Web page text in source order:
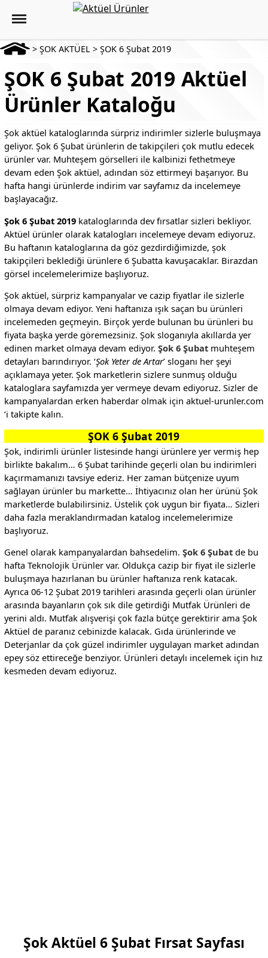
> ŞOK AKTÜEL > ŞOK 6 Şubat 2019
ŞOK 6 Şubat 2019 Aktüel
Ürünler Kataloğu
Şok aktüel kataloglarında sürpriz indirimler sizlerle buluşmaya
geliyor. Şok 6 Şubat ürünlerin de takipçileri çok mutlu edecek
ürünler var. Muhteşem görselleri ile kalbinizi fethetmeye
devam eden Şok aktüel, adından söz ettirmeyi başarıyor. Bu
hafta hangi ürünlerde indirim var sayfamız da incelemeye
başlayacağız.
Şok 6 Şubat 2019kataloglarında dev fırsatlar sizleri bekliyor.
Aktüel ürünler olarak katalogları incelemeye devam ediyoruz.
Bu haftanın kataloglarına da göz gezdirdiğimizde, şok
takipçileri beklediği ürünlere 6 Şubatta kavuşacaklar. Birazdan
görsel incelemelerimize başlıyoruz.
Şok aktüel, sürpriz kampanyalar ve cazip fiyatlar ile sizlerle
olmaya devam ediyor. Yeni haftanıza ışık saçan bu ürünleri
incelemeden geçmeyin. Birçok yerde bulunan bu ürünleri bu
fiyata başka yerde göremezsiniz. Şok sloganıyla akıllarda yer
edinen market olmaya devam ediyor. Şok 6 Şubatmuhteşem
detayları barındırıyor. ‘Şok Yeter de Artar’ sloganı her şeyi
açıklamaya yeter. Şok marketlerin sizlere sunmuş olduğu
kataloglara sayfamızda yer vermeye devam ediyoruz. Sizler de
kampanyalardan erken haberdar olmak için aktuel-urunler.com
‘i takipte kalın.
ŞOK 6 Şubat 2019
Şok, indirimli ürünler listesinde hangi ürünlere yer vermiş hep
birlikte bakalım… 6 Şubat tarihinde geçerli olan bu indirimleri
kaçırmamanızı tavsiye ederiz. Her zaman bütçenize uyum
sağlayan ürünler bu markette… İhtiyacınız olan her ürünü Şok
marketlerde bulabilirsiniz. Üstelik çok uygun bir fiyata… Sizleri
daha fazla meraklandırmadan katalog incelemelerimize
başlıyoruz.
Genel olarak kampanyalardan bahsedelim. Şok 6 Şubatde bu
hafta Teknolojik Ürünler var. Oldukça cazip bir fiyat ile sizlerle
buluşmaya hazırlanan bu ürünler haftanıza renk katacak.
Ayrıca 06-12 Şubat 2019 tarihleri arasında geçerli olan ürünler
arasında bayanların çok sık dile getirdiği Mutfak Ürünleri de
yerini aldı. Mutfak alışverişi çok fazla bütçe gerektirir ama Şok
Aktüel de paranız cebinizde kalacak. Gıda ürünlerinde ve
Deterjanlar da çok güzel indirimler uygulayan market adından
epey söz ettireceğe benziyor. Ürünleri detaylı incelemek için hız
kesmeden devam ediyoruz.
Şok Aktüel 6 Şubat Fırsat Sayfası